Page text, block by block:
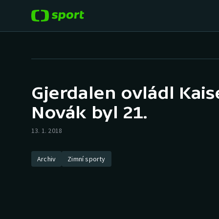
Hokej
Tenis
Cyklistika
Baseball a softbal
Gjerdalen ovládl
Novák byl 21.
13. 1. 2018
Archiv Zimní sporty